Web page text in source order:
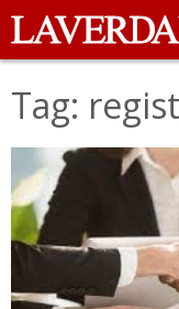
Tag: